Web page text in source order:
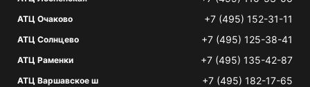
АТЦ Очаково +7 (495) 152-31-11
АТЦ Солнцево +7 (495) 125-38-41
АТЦ Раменки +7 (495) 135-42-87
АТЦ Варшавское ш +7 (495) 182-17-65